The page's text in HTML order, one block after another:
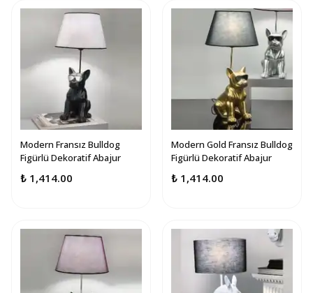
Modern Fransız Bulldog
Figürlü Dekoratif Abajur
₺ 1,414.00
Modern Gold Fransız Bulldog
Figürlü Dekoratif Abajur
₺ 1,414.00